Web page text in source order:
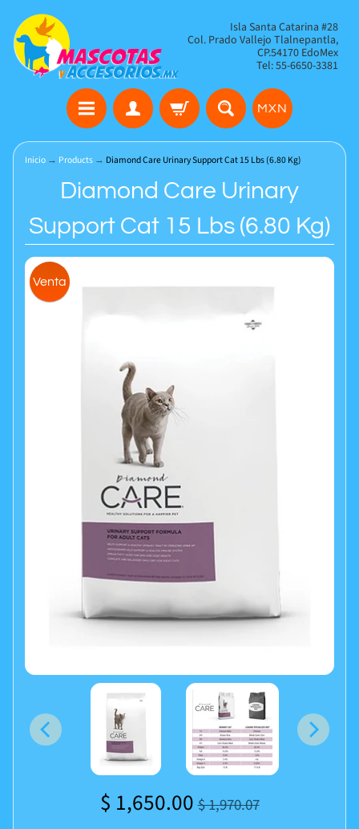
Isla Santa Catarina #28
Col. Prado Vallejo Tlalnepantla,
CP.54170 EdoMex
Tel: 55-6650-3381
MXN
Inicio → Products → Diamond Care Urinary Support Cat 15 Lbs (6.80 Kg)
Diamond Care Urinary
Support Cat 15 Lbs (6.80 Kg)
Venta
$ 1,650.00 $ 1,970.07